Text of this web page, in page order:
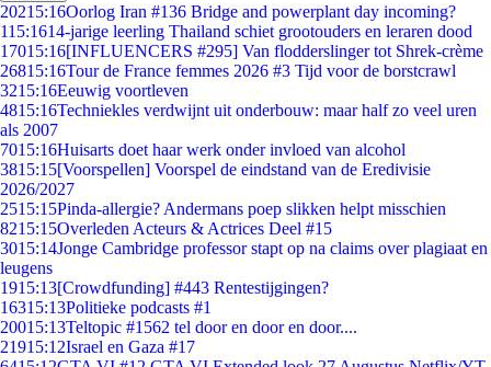
20215:16Oorlog Iran #136 Bridge and powerplant day incoming?
115:1614-jarige leerling Thailand schiet grootouders en leraren dood
17015:16[INFLUENCERS #295] Van flodderslinger tot Shrek-crème
26815:16Tour de France femmes 2026 #3 Tijd voor de borstcrawl
3215:16Eeuwig voortleven
4815:16Techniekles verdwijnt uit onderbouw: maar half zo veel uren
als 2007
7015:16Huisarts doet haar werk onder invloed van alcohol
3815:15[Voorspellen] Voorspel de eindstand van de Eredivisie
2026/2027
2515:15Pinda-allergie? Andermans poep slikken helpt misschien
8215:15Overleden Acteurs & Actrices Deel #15
3015:14Jonge Cambridge professor stapt op na claims over plagiaat en
leugens
1915:13[Crowdfunding] #443 Rentestijgingen?
16315:13Politieke podcasts #1
20015:13Teltopic #1562 tel door en door en door....
21915:12Israel en Gaza #17